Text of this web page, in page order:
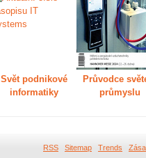
Svět podnikové
informatiky
Průvodce
průmyslu
RSS Sitemap Trends